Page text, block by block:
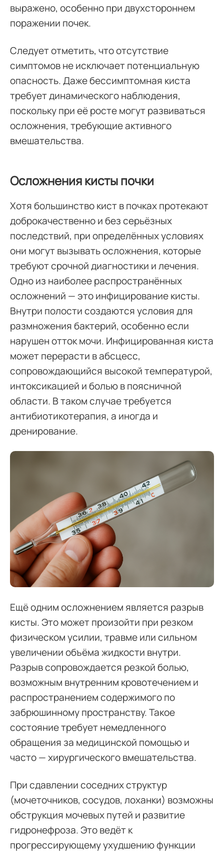
выражено, особенно при двухстороннем
поражении почек.
Следует отметить, что отсутствие
симптомов не исключает потенциальную
опасность. Даже бессимптомная киста
требует динамического наблюдения,
поскольку при её росте могут развиваться
осложнения, требующие активного
вмешательства.
Осложнения кисты почки
Хотя большинство кист в почках протекают
доброкачественно и без серьёзных
последствий, при определённых условиях
они могут вызывать осложнения, которые
требуют срочной диагностики и лечения.
Одно из наиболее распространённых
осложнений — это инфицирование кисты.
Внутри полости создаются условия для
размножения бактерий, особенно если
нарушен отток мочи. Инфицированная киста
может перерасти в абсцесс,
сопровождающийся высокой температурой,
интоксикацией и болью в поясничной
области. В таком случае требуется
антибиотикотерапия, а иногда и
дренирование.
Ещё одним осложнением является разрыв
кисты. Это может произойти при резком
физическом усилии, травме или сильном
увеличении объёма жидкости внутри.
Разрыв сопровождается резкой болью,
возможным внутренним кровотечением и
распространением содержимого по
забрюшинному пространству. Такое
состояние требует немедленного
обращения за медицинской помощью и
часто — хирургического вмешательства.
При сдавлении соседних структур
(мочеточников, сосудов, лоханки) возможны
обструкция мочевых путей и развитие
гидронефроза. Это ведёт к
прогрессирующему ухудшению функции